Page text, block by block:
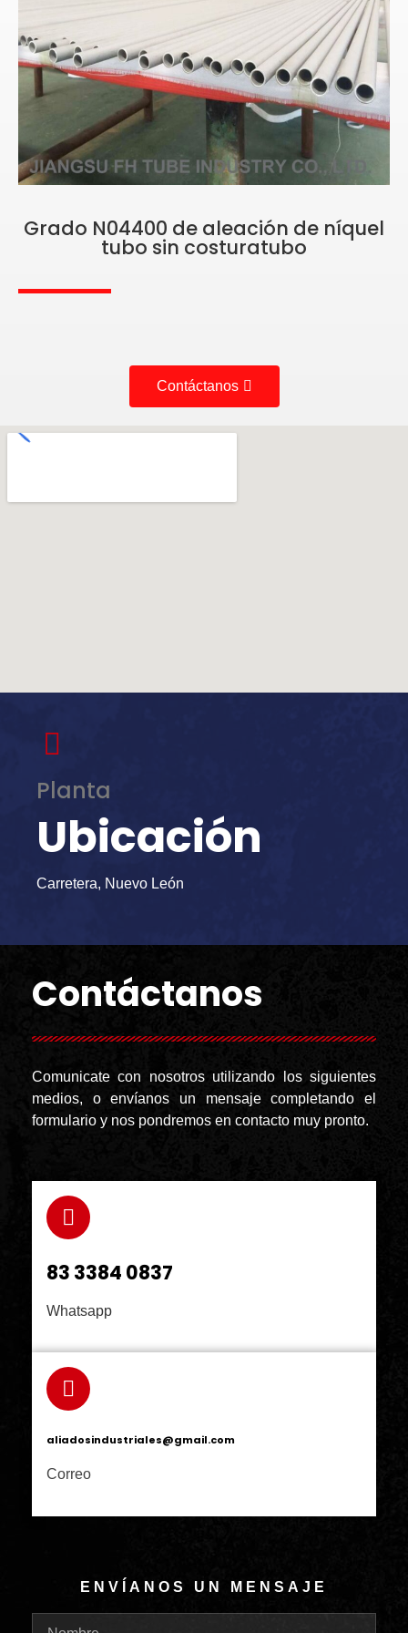
Grado N04400 de aleación de níquel
tubo sin costuratubo
Contáctanos
Planta
Ubicación
Carretera, Nuevo León
Contáctanos
Comunicate con nosotros utilizando los siguientes
medios, o envíanos un mensaje completando el
formulario y nos pondremos en contacto muy pronto.
83 3384 0837
Whatsapp
aliadosindustriales@gmail.com
Correo
ENVÍANOS UN MENSAJE